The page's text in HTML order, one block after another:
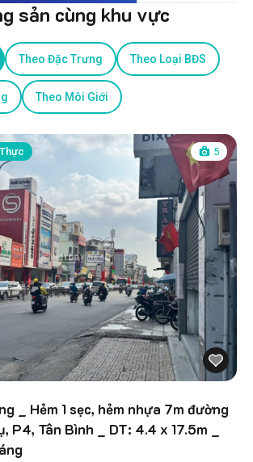
sản cùng khu vực
Theo Đặc Trưng Theo Loại BĐS
Theo Môi Giới
5
_ Hẻm 1 sẹc, hẻm nhựa 7m đường
P4, Tân Bình _ DT: 4.4 x 17.5m _